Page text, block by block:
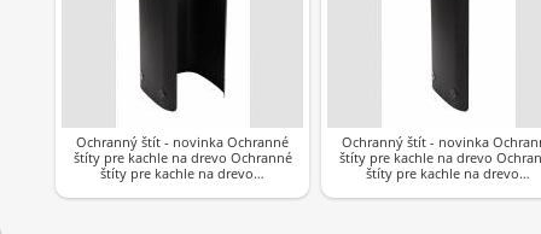
Ochranný štít - novinka Ochranné
štíty pre kachle na drevo Ochranné
štíty pre kachle na drevo…
Ochranný štít - novinka
štíty pre kachle na drevo
štíty pre kachle na drevo…